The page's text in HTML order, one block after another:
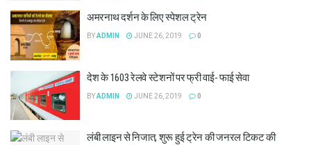
अमरनाथ दर्शन के लिए स्पेशल ट्रेन
BYADMIN JUNE 26, 2019 0
देश के 1603 रेलवे स्टेशनों पर फ्री वाई- फाई सेवा
BYADMIN JUNE 26, 2019 0
लंबी लाइन से निजात, शुरू हुई ट्रेन की जनरल टिकट की